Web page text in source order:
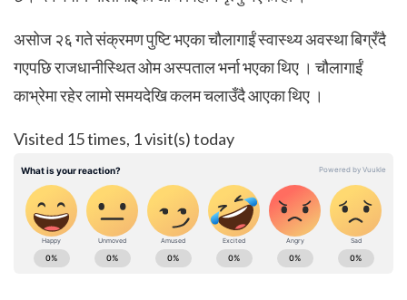
असोज २६ गते संक्रमण पुष्टि भएका चौलागाईं स्वास्थ्य अवस्था बिग्रँदै
गएपछि राजधानीस्थित ओम अस्पताल भर्ना भएका थिए । चौलागाईं
काभ्रेमा रहेर लामो समयदेखि कलम चलाउँदै आएका थिए ।
Visited 15 times, 1 visit(s) today